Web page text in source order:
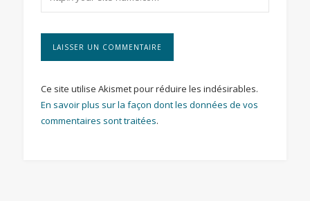
Ce site utilise Akismet pour réduire les indésirables.
En savoir plus sur la façon dont les données de vos
commentaires sont traitées.